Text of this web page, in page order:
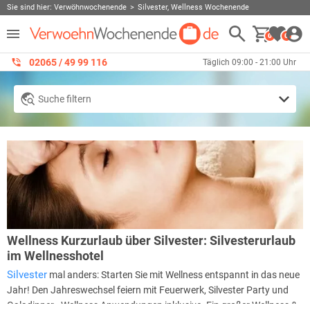
Sie sind hier: Verwöhnwochenende Silvester, Wellness Wochenende
0 0
02065 / 49 ‌99 116 Täglich 09:00 - 21:00 Uhr
Suche filtern
Wellness Kurzurlaub über Silvester: Silvesterurlaub
im Wellnesshotel
Silvester mal anders: Starten Sie mit Wellness entspannt in das neue
Jahr! Den Jahreswechsel feiern mit Feuerwerk, Silvester Party und
Galadinner - Wellness Anwendungen inklusive. Ein großer Wellness &